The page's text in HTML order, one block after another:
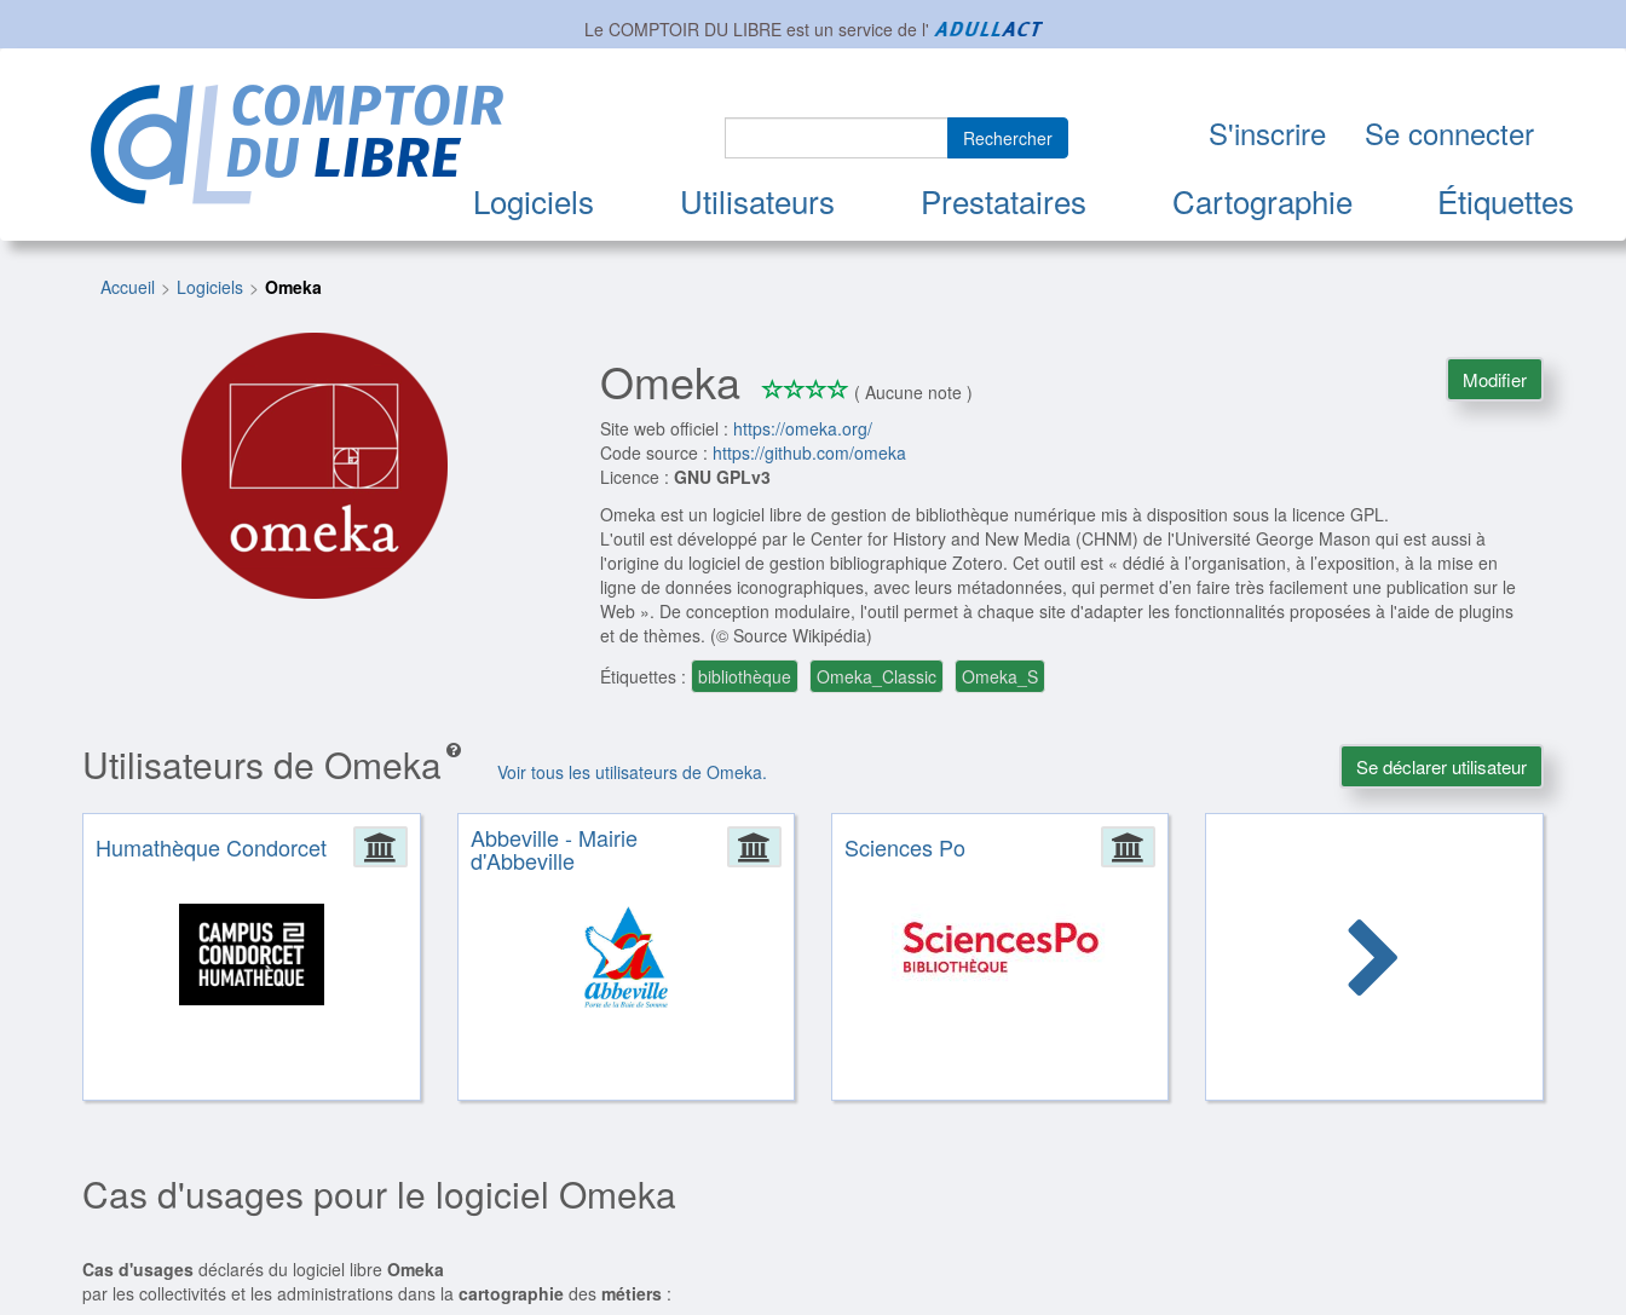
Le COMPTOIR DU LIBRE est un service de l'
Logiciels Utilisateurs Prestataires Cartographie Étiquettes
Rechercher S'inscrire Se connecter
Accueil Logiciels Omeka
Omeka ****
0/4
( Aucune note )
Site web officiel : https://omeka.org/
Code source : https://github.com/omeka
Licence : GNU GPLv3
Omeka est un logiciel libre de gestion de bibliothèque numérique mis à disposition sous la licence GPL.
L'outil est développé par le Center for History and New Media (CHNM) de l'Université George Mason qui est aussi à
l'origine du logiciel de gestion bibliographique Zotero. Cet outil est « dédié à l’organisation, à l’exposition, à la mise en
ligne de données iconographiques, avec leurs métadonnées, qui permet d’en faire très facilement une publication sur le
Web ». De conception modulaire, l'outil permet à chaque site d'adapter les fonctionnalités proposées à l'aide de plugins
et de thèmes. (© Source Wikipédia)
Étiquettes : bibliothèque Omeka_Classic Omeka_S
Modifier
Utilisateurs de Omeka Voir tous les utilisateurs de Omeka. Se déclarer utilisateur
Administration
Humathèque Condorcet Administration
Abbeville - Mairie
d'Abbeville Sciences Po
Cas d'usages pour le logiciel Omeka
Cas d'usages déclarés du logiciel libreOmeka
par les collectivités et les administrations dans lacartographie desmétiers :